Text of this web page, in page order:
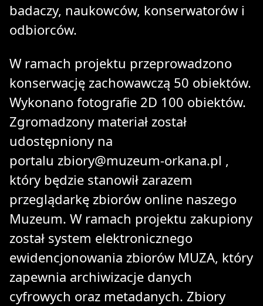
badaczy, naukowców, konserwatorów i
odbiorców.
W ramach projektu przeprowadzono
konserwację zachowawczą 50 obiektów.
Wykonano fotografie 2D 100 obiektów.
Zgromadzony materiał został
udostępniony na
portalu zbiory@muzeum-orkana.pl ,
który będzie stanowił zarazem
przeglądarkę zbiorów online naszego
Muzeum. W ramach projektu zakupiony
został system elektronicznego
ewidencjonowania zbiorów MUZA, który
zapewnia archiwizacje danych
cyfrowych oraz metadanych. Zbiory